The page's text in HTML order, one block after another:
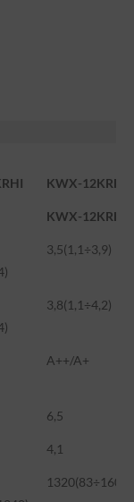
KWX-12KRHI
KWX-12KRHO
3,5(1,1÷3,9)
3,8(1,1÷4,2)
A++/A+
6,5
4,1
1320(83÷1600)